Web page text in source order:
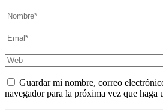
Guardar mi nombre, correo
navegador para la próxima vez que haga